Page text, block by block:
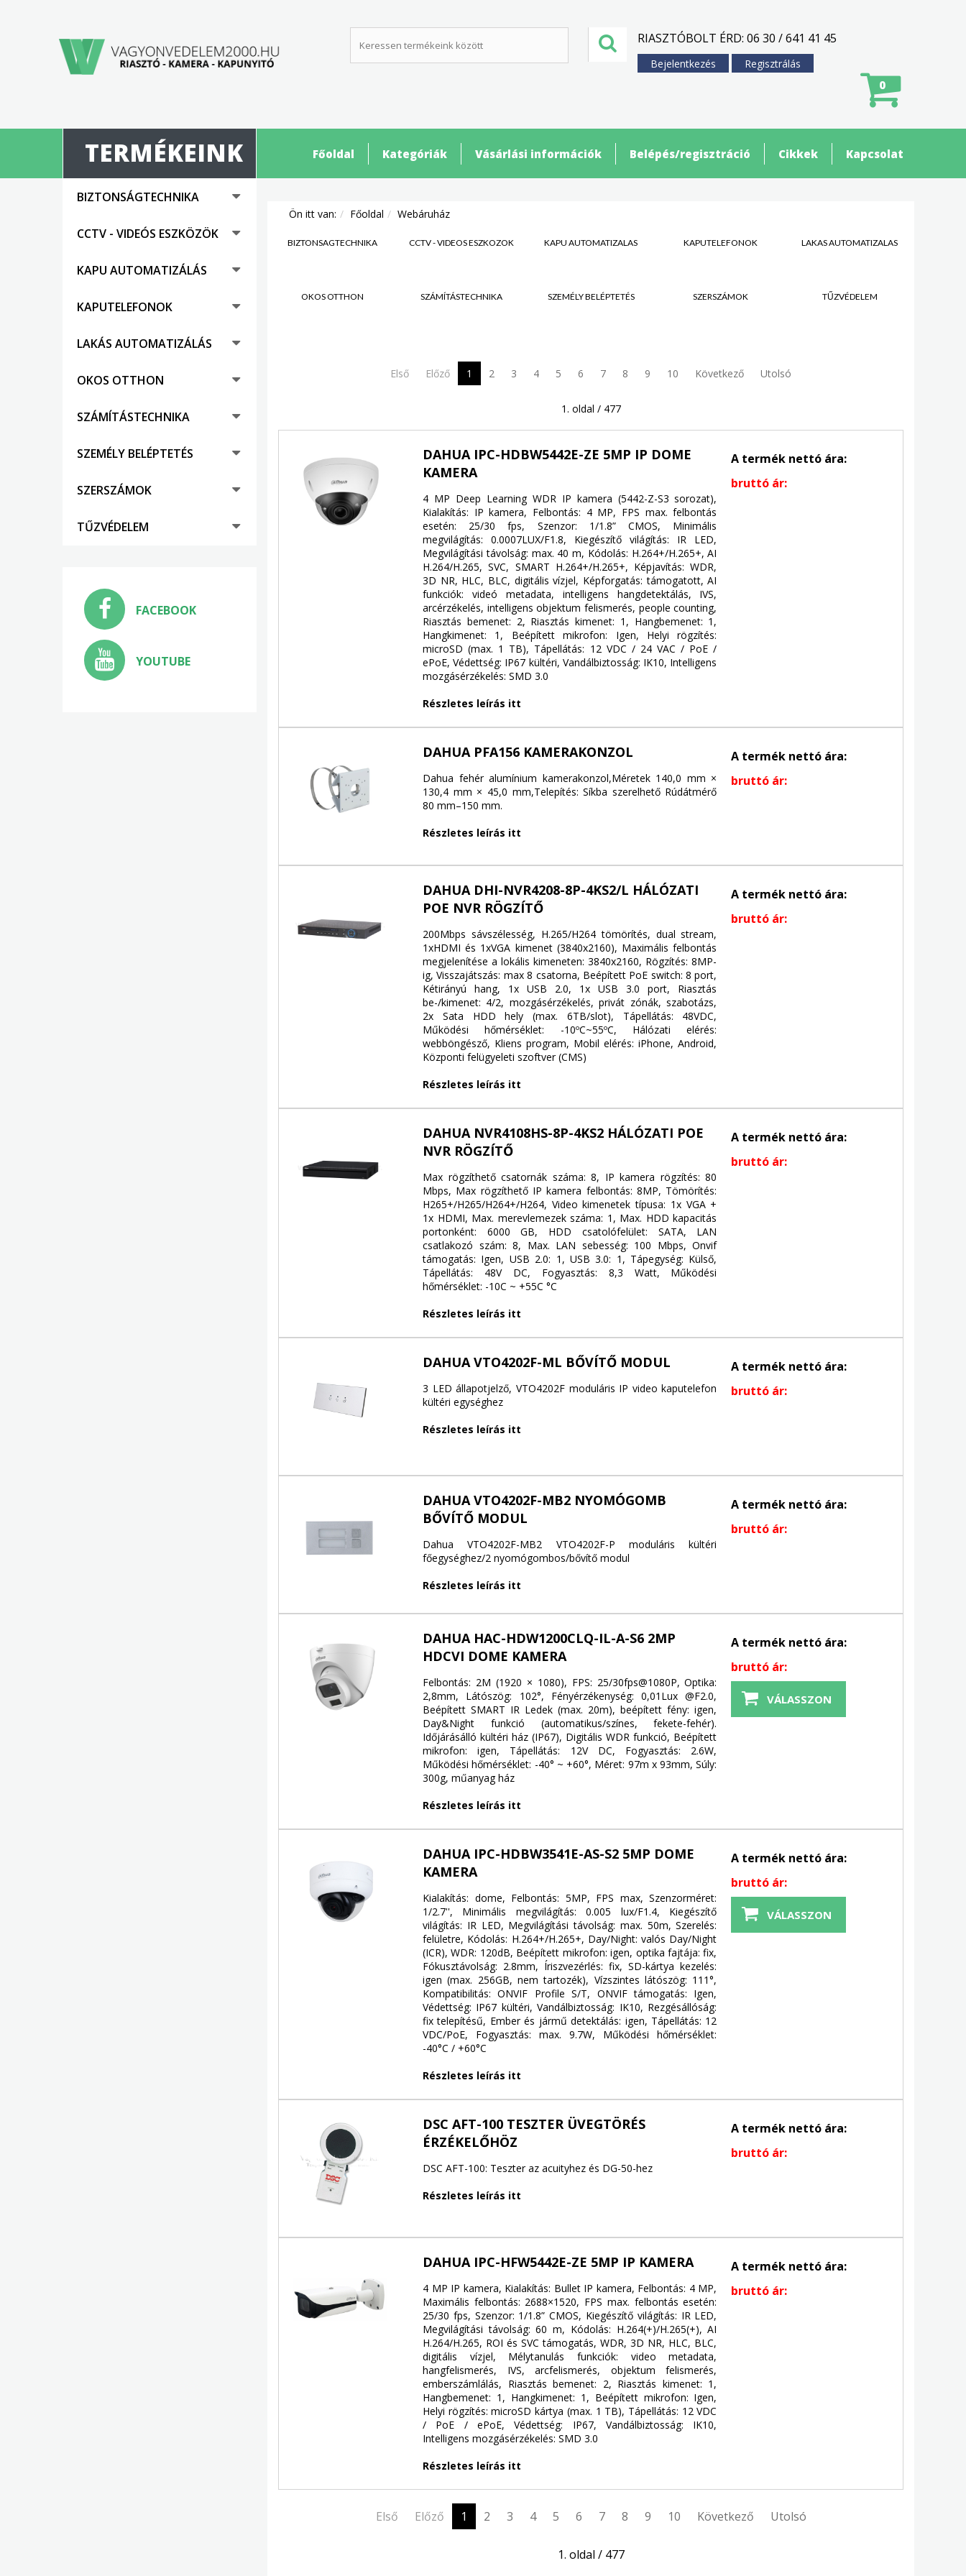
RIASZTÓBOLT ÉRD: 06 30 / 641 41 45
Bejelentkezés Regisztrálás
0
Főoldal Kategóriák Vásárlási információk Belépés/regisztráció Cikkek Kapcsolat
TERMÉKEINK
BIZTONSÁGTECHNIKA
CCTV - VIDEÓS ESZKÖZÖK
KAPU AUTOMATIZÁLÁS
KAPUTELEFONOK
LAKÁS AUTOMATIZÁLÁS
OKOS OTTHON
SZÁMÍTÁSTECHNIKA
SZEMÉLY BELÉPTETÉS
SZERSZÁMOK
TŰZVÉDELEM
FACEBOOK
YOUTUBE
Ön itt van: Főoldal Webáruház
BIZTONSÁGTECHNIKA CCTV - VIDEÓS ESZKÖZÖK KAPU AUTOMATIZÁLÁS KAPUTELEFONOK LAKÁS AUTOMATIZÁLÁS
OKOS OTTHON SZÁMÍTÁSTECHNIKA SZEMÉLY BELÉPTETÉS SZERSZÁMOK TŰZVÉDELEM
Első Előző 1 2 3 4 5 6 7 8 9 10 Következő Utolsó
1. oldal / 477
DAHUA IPC-HDBW5442E-ZE 5MP IP DOME
KAMERA
4 MP Deep Learning WDR IP kamera (5442-Z-S3 sorozat),
Kialakítás: IP kamera, Felbontás: 4 MP, FPS max. felbontás
esetén: 25/30 fps, Szenzor: 1/1.8” CMOS, Minimális
megvilágítás: 0.0007LUX/F1.8, Kiegészítő világítás: IR LED,
Megvilágítási távolság: max. 40 m, Kódolás: H.264+/H.265+, AI
H.264/H.265, SVC, SMART H.264+/H.265+, Képjavítás: WDR,
3D NR, HLC, BLC, digitális vízjel, Képforgatás: támogatott, AI
funkciók: videó metadata, intelligens hangdetektálás, IVS,
arcérzékelés, intelligens objektum felismerés, people counting,
Riasztás bemenet: 2, Riasztás kimenet: 1, Hangbemenet: 1,
Hangkimenet: 1, Beépített mikrofon: Igen, Helyi rögzítés:
microSD (max. 1 TB), Tápellátás: 12 VDC / 24 VAC / PoE /
ePoE, Védettség: IP67 kültéri, Vandálbiztosság: IK10, Intelligens
mozgásérzékelés: SMD 3.0
Részletes leírás itt
A termék nettó ára:
bruttó ár:
DAHUA PFA156 KAMERAKONZOL
Dahua fehér alumínium kamerakonzol,Méretek 140,0 mm ×
130,4 mm × 45,0 mm,Telepítés: Síkba szerelhető Rúdátmérő
80 mm–150 mm.
Részletes leírás itt
A termék nettó ára:
bruttó ár:
DAHUA DHI-NVR4208-8P-4KS2/L HÁLÓZATI
POE NVR RÖGZÍTŐ
200Mbps sávszélesség, H.265/H264 tömörítés, dual stream,
1xHDMI és 1xVGA kimenet (3840x2160), Maximális felbontás
megjelenítése a lokális kimeneten: 3840x2160, Rögzítés: 8MP-
ig, Visszajátszás: max 8 csatorna, Beépített PoE switch: 8 port,
Kétirányú hang, 1x USB 2.0, 1x USB 3.0 port, Riasztás
be-/kimenet: 4/2, mozgásérzékelés, privát zónák, szabotázs,
2x Sata HDD hely (max. 6TB/slot), Tápellátás: 48VDC,
Működési hőmérséklet: -10ºC~55ºC, Hálózati elérés:
webböngésző, Kliens program, Mobil elérés: iPhone, Android,
Központi felügyeleti szoftver (CMS)
Részletes leírás itt
A termék nettó ára:
bruttó ár:
DAHUA NVR4108HS-8P-4KS2 HÁLÓZATI POE
NVR RÖGZÍTŐ
Max rögzíthető csatornák száma: 8, IP kamera rögzítés: 80
Mbps, Max rögzíthető IP kamera felbontás: 8MP, Tömörítés:
H265+/H265/H264+/H264, Video kimenetek típusa: 1x VGA +
1x HDMI, Max. merevlemezek száma: 1, Max. HDD kapacitás
portonként: 6000 GB, HDD csatolófelület: SATA, LAN
csatlakozó szám: 8, Max. LAN sebesség: 100 Mbps, Onvif
támogatás: Igen, USB 2.0: 1, USB 3.0: 1, Tápegység: Külső,
Tápellátás: 48V DC, Fogyasztás: 8,3 Watt, Működési
hőmérséklet: -10C ~ +55C °C
Részletes leírás itt
A termék nettó ára:
bruttó ár:
DAHUA VTO4202F-ML BŐVÍTŐ MODUL
3 LED állapotjelző, VTO4202F moduláris IP video kaputelefon
kültéri egységhez
Részletes leírás itt
A termék nettó ára:
bruttó ár:
DAHUA VTO4202F-MB2 NYOMÓGOMB
BŐVÍTŐ MODUL
Dahua VTO4202F-MB2 VTO4202F-P moduláris kültéri
főegységhez/2 nyomógombos/bővítő modul
Részletes leírás itt
A termék nettó ára:
bruttó ár:
DAHUA HAC-HDW1200CLQ-IL-A-S6 2MP
HDCVI DOME KAMERA
Felbontás: 2M (1920 × 1080), FPS: 25/30fps@1080P, Optika:
2,8mm, Látószög: 102°, Fényérzékenység: 0,01Lux @F2.0,
Beépített SMART IR Ledek (max. 20m), beépített fény: igen,
Day&Night funkció (automatikus/színes, fekete-fehér).
Időjárásálló kültéri ház (IP67), Digitális WDR funkció, Beépített
mikrofon: igen, Tápellátás: 12V DC, Fogyasztás: 2.6W,
Működési hőmérséklet: -40° ~ +60°, Méret: 97m x 93mm, Súly:
300g, műanyag ház
Részletes leírás itt
A termék nettó ára:
bruttó ár:
VÁLASSZON
DAHUA IPC-HDBW3541E-AS-S2 5MP DOME
KAMERA
Kialakítás: dome, Felbontás: 5MP, FPS max, Szenzorméret:
1/2.7'', Minimális megvilágítás: 0.005 lux/F1.4, Kiegészítő
világítás: IR LED, Megvilágítási távolság: max. 50m, Szerelés:
felületre, Kódolás: H.264+/H.265+, Day/Night: valós Day/Night
(ICR), WDR: 120dB, Beépített mikrofon: igen, optika fajtája: fix,
Fókusztávolság: 2.8mm, Íriszvezérlés: fix, SD-kártya kezelés:
igen (max. 256GB, nem tartozék), Vízszintes látószög: 111°,
Kompatibilitás: ONVIF Profile S/T, ONVIF támogatás: Igen,
Védettség: IP67 kültéri, Vandálbiztosság: IK10, Rezgésállóság:
fix telepítésű, Ember és jármű detektálás: igen, Tápellátás: 12
VDC/PoE, Fogyasztás: max. 9.7W, Működési hőmérséklet:
-40°C / +60°C
Részletes leírás itt
A termék nettó ára:
bruttó ár:
VÁLASSZON
DSC AFT-100 TESZTER ÜVEGTÖRÉS
ÉRZÉKELŐHÖZ
DSC AFT-100: Teszter az acuityhez és DG-50-hez
Részletes leírás itt
A termék nettó ára:
bruttó ár:
DAHUA IPC-HFW5442E-ZE 5MP IP KAMERA
4 MP IP kamera, Kialakítás: Bullet IP kamera, Felbontás: 4 MP,
Maximális felbontás: 2688×1520, FPS max. felbontás esetén:
25/30 fps, Szenzor: 1/1.8” CMOS, Kiegészítő világítás: IR LED,
Megvilágítási távolság: 60 m, Kódolás: H.264(+)/H.265(+), AI
H.264/H.265, ROI és SVC támogatás, WDR, 3D NR, HLC, BLC,
digitális vízjel, Mélytanulás funkciók: video metadata,
hangfelismerés, IVS, arcfelismerés, objektum felismerés,
emberszámlálás, Riasztás bemenet: 2, Riasztás kimenet: 1,
Hangbemenet: 1, Hangkimenet: 1, Beépített mikrofon: Igen,
Helyi rögzítés: microSD kártya (max. 1 TB), Tápellátás: 12 VDC
/ PoE / ePoE, Védettség: IP67, Vandálbiztosság: IK10,
Intelligens mozgásérzékelés: SMD 3.0
Részletes leírás itt
A termék nettó ára:
bruttó ár:
Első Előző 1 2 3 4 5 6 7 8 9 10 Következő Utolsó
1. oldal / 477